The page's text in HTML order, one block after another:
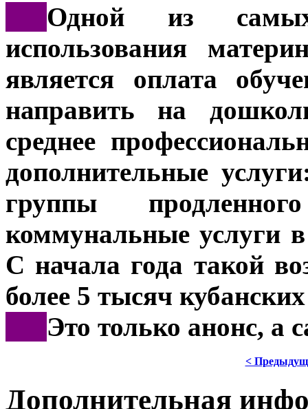
Одной из самых
использования
является оплата
направить на
среднее
дополнительные
группы
коммунальные услуги
С начала года такой
более 5 тысяч
Это только анонс, а
<
Дополнительная